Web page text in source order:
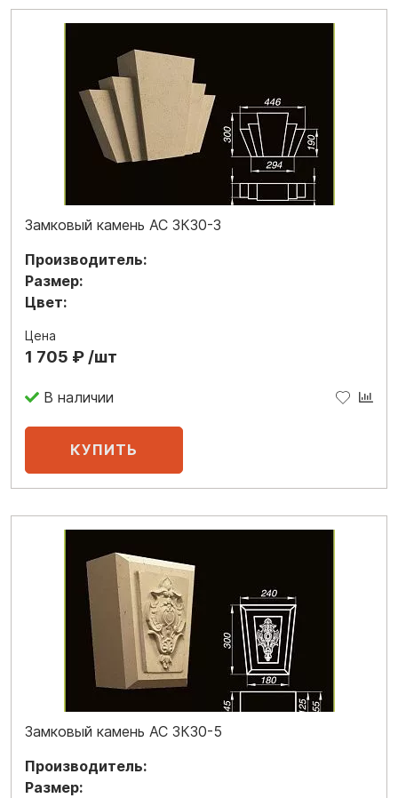
Замковый камень АС ЗК30-3
Производитель:
Размер:
Цвет:
Цена
1 705 ₽ /шт
В наличии
Замковый камень АС ЗК30-5
Производитель:
Размер: